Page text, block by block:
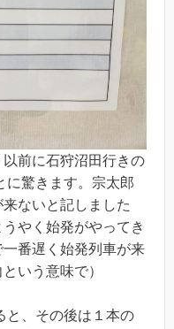
前に石狩沼田行きの
に驚きます。宗太郎
ないと記しました
やく始発がやってき
番遅く始発列車が来
いう意味で）
と、その後は１本の